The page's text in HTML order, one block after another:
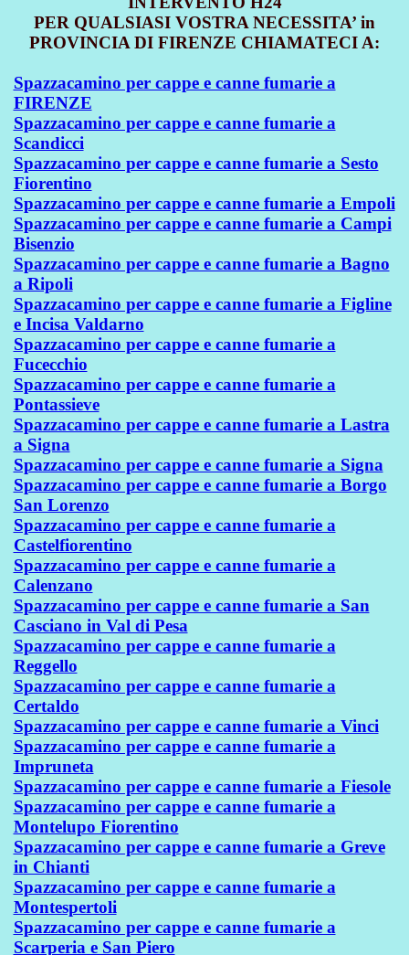
PER QUALSIASI VOSTRA NECESSITA’ in
PROVINCIA DI FIRENZE CHIAMATECI A:
Spazzacamino per cappe e canne fumarie a
FIRENZE
Spazzacamino per cappe e canne fumarie a
Scandicci
Spazzacamino per cappe e canne fumarie a Sesto
Fiorentino
Spazzacamino per cappe e canne fumarie a Empoli
Spazzacamino per cappe e canne fumarie a Campi
Bisenzio
Spazzacamino per cappe e canne fumarie a Bagno
a Ripoli
Spazzacamino per cappe e canne fumarie a Figline
e Incisa Valdarno
Spazzacamino per cappe e canne fumarie a
Fucecchio
Spazzacamino per cappe e canne fumarie a
Pontassieve
Spazzacamino per cappe e canne fumarie a Lastra
a Signa
Spazzacamino per cappe e canne fumarie a Signa
Spazzacamino per cappe e canne fumarie a Borgo
San Lorenzo
Spazzacamino per cappe e canne fumarie a
Castelfiorentino
Spazzacamino per cappe e canne fumarie a
Calenzano
Spazzacamino per cappe e canne fumarie a San
Casciano in Val di Pesa
Spazzacamino per cappe e canne fumarie a
Reggello
Spazzacamino per cappe e canne fumarie a
Certaldo
Spazzacamino per cappe e canne fumarie a Vinci
Spazzacamino per cappe e canne fumarie a
Impruneta
Spazzacamino per cappe e canne fumarie a Fiesole
Spazzacamino per cappe e canne fumarie a
Montelupo Fiorentino
Spazzacamino per cappe e canne fumarie a Greve
in Chianti
Spazzacamino per cappe e canne fumarie a
Montespertoli
Spazzacamino per cappe e canne fumarie a
Scarperia e San Piero